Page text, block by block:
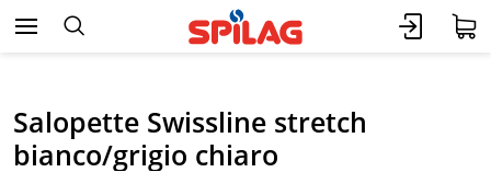
Salopette Swissline stretch
bianco/grigio chiaro